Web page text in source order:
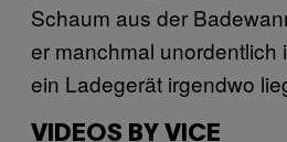
Schaum aus der
er manchmal unordentlich
ein Ladegerät irgendwo
VIDEOS BY VICE